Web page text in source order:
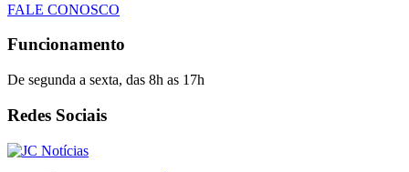
FALE CONOSCO
Funcionamento
De segunda a sexta, das 8h as 17h
Redes Sociais